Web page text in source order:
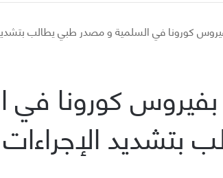
كورونا في السلمية و مصدر طبي يطالب بتشديد
بفيروس كورونا في
الإجراءات